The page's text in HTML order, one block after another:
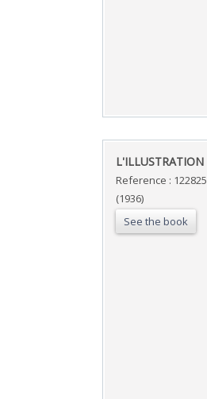
‎L'ILLUSTRATION ‎
Reference : 122825
(1936)
See the book